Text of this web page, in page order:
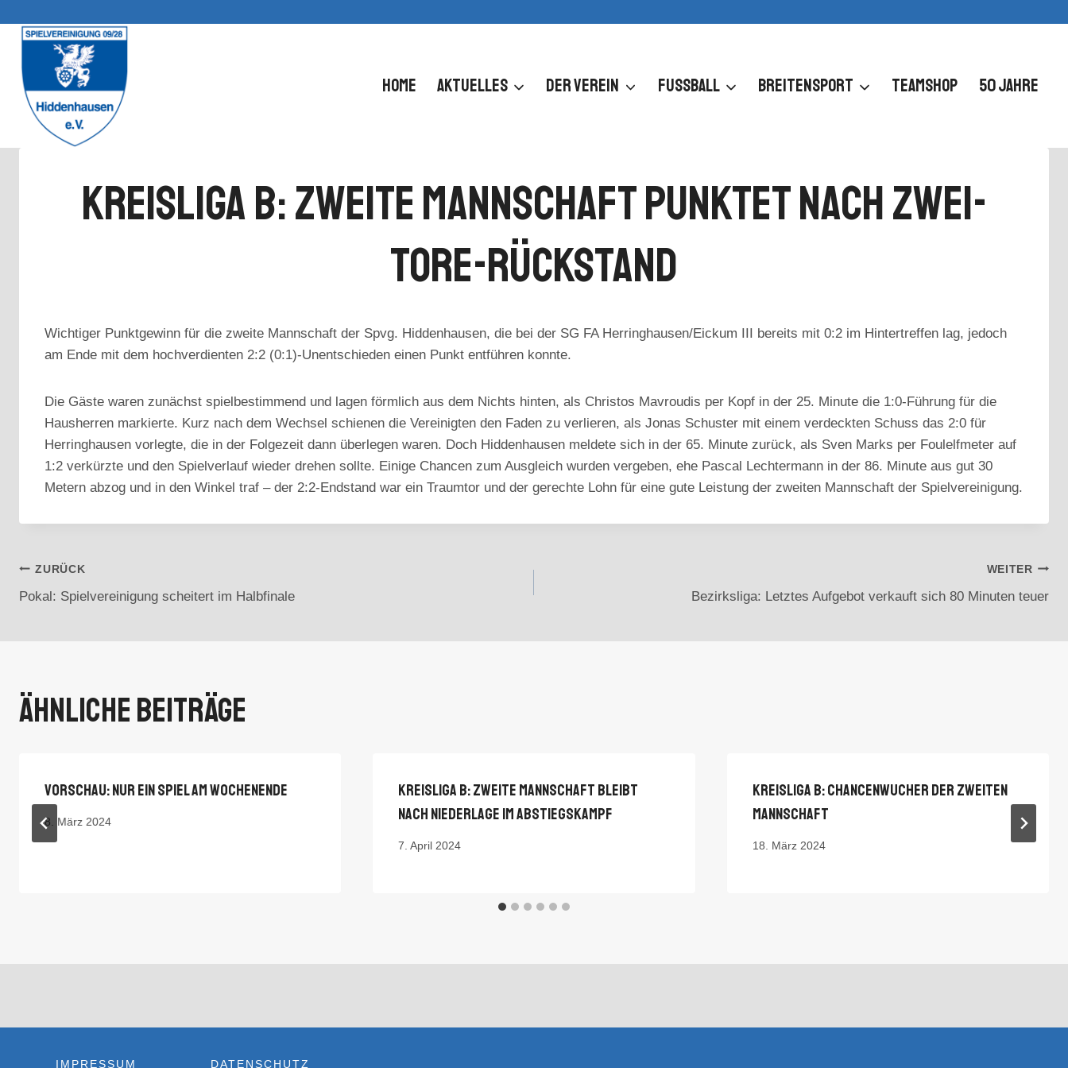
Inhalt
HOME AKTUELLES DER VEREIN FUSSBALL BREITENSPORT TEAMSHOP 50 JAHRE
Kreisliga B: Zweite Mannschaft Punktet Nach Zwei-
Tore-Rückstand
Wichtiger Punktgewinn für die zweite Mannschaft der Spvg. Hiddenhausen, die bei der SG FA Herringhausen/Eickum III bereits mit 0:2 im Hintertreffen lag, jedoch
am Ende mit dem hochverdienten 2:2 (0:1)-Unentschieden einen Punkt entführen konnte.
Die Gäste waren zunächst spielbestimmend und lagen förmlich aus dem Nichts hinten, als Christos Mavroudis per Kopf in der 25. Minute die 1:0-Führung für die
Hausherren markierte. Kurz nach dem Wechsel schienen die Vereinigten den Faden zu verlieren, als Jonas Schuster mit einem verdeckten Schuss das 2:0 für
Herringhausen vorlegte, die in der Folgezeit dann überlegen waren. Doch Hiddenhausen meldete sich in der 65. Minute zurück, als Sven Marks per Foulelfmeter auf
1:2 verkürzte und den Spielverlauf wieder drehen sollte. Einige Chancen zum Ausgleich wurden vergeben, ehe Pascal Lechtermann in der 86. Minute aus gut 30
Metern abzog und in den Winkel traf – der 2:2-Endstand war ein Traumtor und der gerechte Lohn für eine gute Leistung der zweiten Mannschaft der Spielvereinigung.
Beitragsnavigation
ZURÜCK
Pokal: Spielvereinigung scheitert im Halbfinale
WEITER
Bezirksliga: Letztes Aufgebot verkauft sich 80 Minuten teuer
Ähnliche Beiträge
Vorschau: Nur Ein Spiel Am Wochenende
8. März 2024
Kreisliga B: Zweite Mannschaft Bleibt
Nach Niederlage Im Abstiegskampf
7. April 2024
Kreisliga B: Chancenwucher Der Zweiten
Mannschaft
18. März 2024
IMPRESSUM DATENSCHUTZ